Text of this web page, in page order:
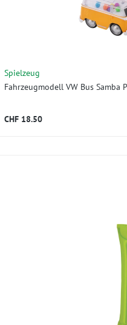
Spielzeug
Fahrzeugmodell VW Bus Samba
CHF 18.50